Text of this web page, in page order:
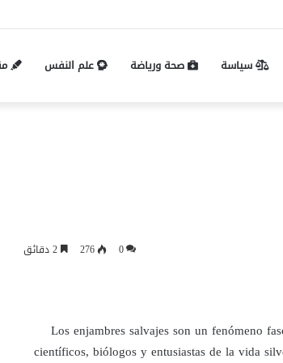
Pin-up mobil və
سياسة صحة ورياضة علم النفس
0
276
Los enjambres salvajes son un fenómeno
científicos, biólogos y entusiastas de la vida